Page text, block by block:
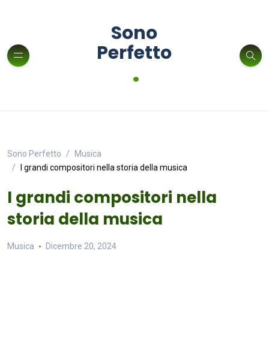
Sono
Perfetto
.
Sono Perfetto
Musica
I grandi compositori nella storia della musica
I grandi compositori nella
storia della musica
Musica Dicembre 20, 2024